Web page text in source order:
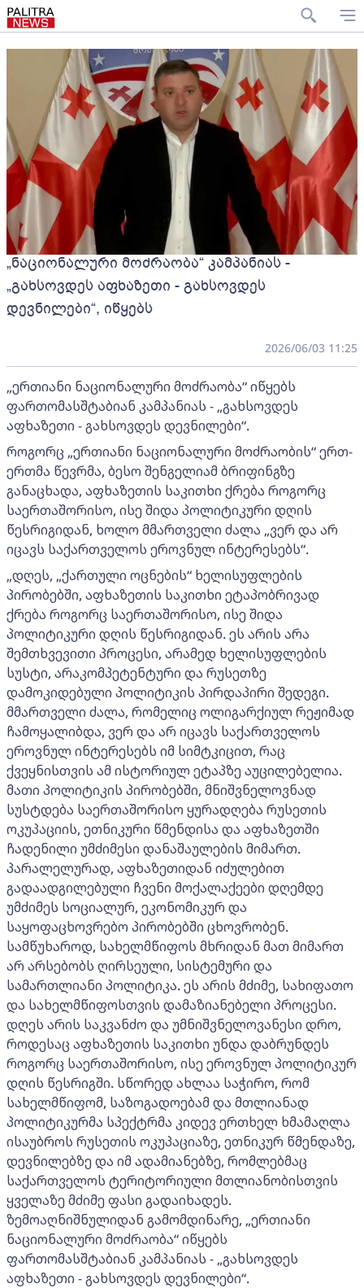
„ნაციონალური მოძრაობა“ კამპანიას -
„გახსოვდეს აფხაზეთი - გახსოვდეს
დევნილები“, იწყებს
2026/06/03 11:25
„ერთიანი ნაციონალური მოძრაობა“ იწყებს
ფართომასშტაბიან კამპანიას - „გახსოვდეს
აფხაზეთი - გახსოვდეს დევნილები“.
როგორც „ერთიანი ნაციონალური მოძრაობის“ ერთ-
ერთმა წევრმა, ბესო შენგელიამ ბრიფინგზე
განაცხადა, აფხაზეთის საკითხი ქრება როგორც
საერთაშორისო, ისე შიდა პოლიტიკური დღის
წესრიგიდან, ხოლო მმართველი ძალა „ვერ და არ
იცავს საქართველოს ეროვნულ ინტერესებს“.
„დღეს, „ქართული ოცნების“ ხელისუფლების
პირობებში, აფხაზეთის საკითხი ეტაპობრივად
ქრება როგორც საერთაშორისო, ისე შიდა
პოლიტიკური დღის წესრიგიდან. ეს არის არა
შემთხვევითი პროცესი, არამედ ხელისუფლების
სუსტი, არაკომპეტენტური და რუსეთზე
დამოკიდებული პოლიტიკის პირდაპირი შედეგი.
მმართველი ძალა, რომელიც ოლიგარქიულ რეჟიმად
ჩამოყალიბდა, ვერ და არ იცავს საქართველოს
ეროვნულ ინტერესებს იმ სიმტკიცით, რაც
ქვეყნისთვის ამ ისტორიულ ეტაპზე აუცილებელია.
მათი პოლიტიკის პირობებში, მნიშვნელოვნად
სუსტდება საერთაშორისო ყურადღება რუსეთის
ოკუპაციის, ეთნიკური წმენდისა და აფხაზეთში
ჩადენილი უმძიმესი დანაშაულების მიმართ.
პარალელურად, აფხაზეთიდან იძულებით
გადაადგილებული ჩვენი მოქალაქეები დღემდე
უმძიმეს სოციალურ, ეკონომიკურ და
საყოფაცხოვრებო პირობებში ცხოვრობენ.
სამწუხაროდ, სახელმწიფოს მხრიდან მათ მიმართ
არ არსებობს ღირსეული, სისტემური და
სამართლიანი პოლიტიკა. ეს არის მძიმე, სახიფათო
და სახელმწიფოსთვის დამაზიანებელი პროცესი.
დღეს არის საკვანძო და უმნიშვნელოვანესი დრო,
როდესაც აფხაზეთის საკითხი უნდა დაბრუნდეს
როგორც საერთაშორისო, ისე ეროვნულ პოლიტიკურ
დღის წესრიგში. სწორედ ახლაა საჭირო, რომ
სახელმწიფომ, საზოგადოებამ და მთლიანად
პოლიტიკურმა სპექტრმა კიდევ ერთხელ ხმამაღლა
ისაუბროს რუსეთის ოკუპაციაზე, ეთნიკურ წმენდაზე,
დევნილებზე და იმ ადამიანებზე, რომლებმაც
საქართველოს ტერიტორიული მთლიანობისთვის
ყველაზე მძიმე ფასი გადაიხადეს.
ზემოაღნიშნულიდან გამომდინარე, „ერთიანი
ნაციონალური მოძრაობა“ იწყებს
ფართომასშტაბიან კამპანიას - „გახსოვდეს
აფხაზეთი - გახსოვდეს დევნილები“.